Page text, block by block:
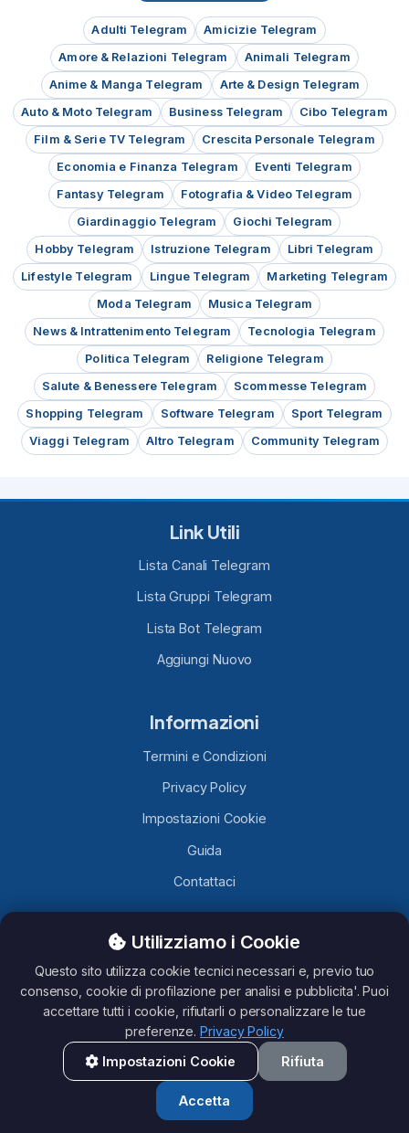
Adulti Telegram
Amicizie Telegram
Amore & Relazioni Telegram
Animali Telegram
Anime & Manga Telegram
Arte & Design Telegram
Auto & Moto Telegram
Business Telegram
Cibo Telegram
Film & Serie TV Telegram
Crescita Personale Telegram
Economia e Finanza Telegram
Eventi Telegram
Fantasy Telegram
Fotografia & Video Telegram
Giardinaggio Telegram
Giochi Telegram
Hobby Telegram
Istruzione Telegram
Libri Telegram
Lifestyle Telegram
Lingue Telegram
Marketing Telegram
Moda Telegram
Musica Telegram
News & Intrattenimento Telegram
Tecnologia Telegram
Politica Telegram
Religione Telegram
Salute & Benessere Telegram
Scommesse Telegram
Shopping Telegram
Software Telegram
Sport Telegram
Viaggi Telegram
Altro Telegram Community Telegram
Link Utili
Lista Canali Telegram
Lista Gruppi Telegram
Lista Bot Telegram
Aggiungi Nuovo
Informazioni
Termini e Condizioni
Privacy Policy
Impostazioni Cookie
Guida
Contattaci
TelegramLobby.comè un sito contenente Canali, Gruppi e
Bot Telegram caricati da utenti Telegram, non ci assumiamo
nessuna responsabilità del loro contenuto. Questo sito non è
affiliato con Telegram.
All rights reserved - TelegramLobby ©2026
Utilizziamo i Cookie
Questo sito utilizza cookie tecnici necessari e, previo tuo
consenso, cookie di profilazione per analisi e pubblicita'. Puoi
accettare tutti i cookie, rifiutarli o personalizzare le tue
preferenze.Privacy Policy
Impostazioni Cookie
Rifiuta
Accetta